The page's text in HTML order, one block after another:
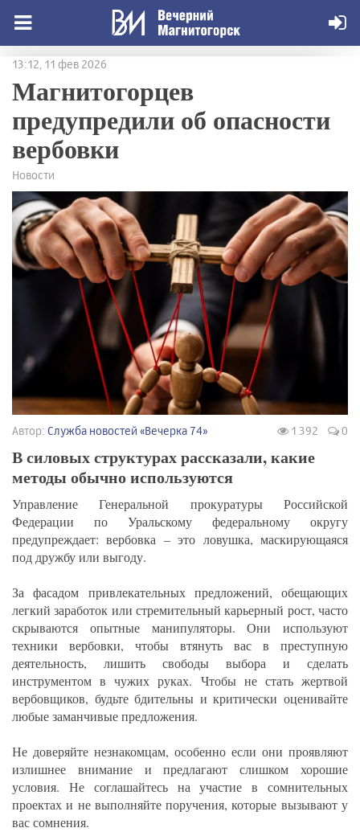
13:12, 11 фев 2026
Магнитогорцев
предупредили об опасности
вербовки
Новости
Автор: Служба новостей «Вечерка 74» 1 392 0
В силовых структурах рассказали, какие
методы обычно используются
Управление Генеральной прокуратуры Российской
Федерации по Уральскому федеральному округу
предупреждает: вербовка – это ловушка, маскирующаяся
под дружбу или выгоду.
За фасадом привлекательных предложений, обещающих
легкий заработок или стремительный карьерный рост, часто
скрываются опытные манипуляторы. Они используют
техники вербовки, чтобы втянуть вас в преступную
деятельность, лишить свободы выбора и сделать
инструментом в чужих руках. Чтобы не стать жертвой
вербовщиков, будьте бдительны и критически оценивайте
любые заманчивые предложения.
Не доверяйте незнакомцам, особенно если они проявляют
излишнее внимание и предлагают слишком хорошие
условия. Не соглашайтесь на участие в сомнительных
проектах и не выполняйте поручения, которые вызывают у
вас сомнения.